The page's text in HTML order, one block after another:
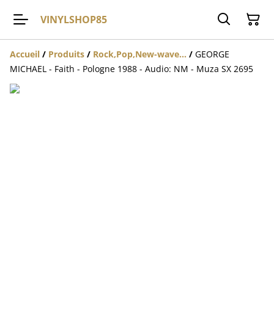
VINYLSHOP85
Accueil / Produits / Rock,Pop,New-wave... / GEORGE
MICHAEL - Faith - Pologne 1988 - Audio: NM - Muza SX 2695